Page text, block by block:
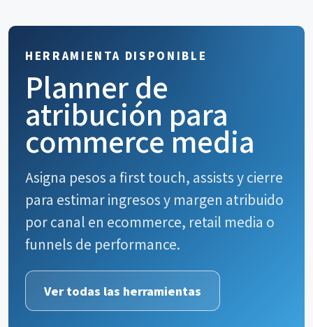
HERRAMIENTA DISPONIBLE
Planner de
atribución para
commerce media
Asigna pesos a first touch, assists y cierre
para estimar ingresos y margen atribuido
por canal en ecommerce, retail media o
funnels de performance.
Ver todas las herramientas